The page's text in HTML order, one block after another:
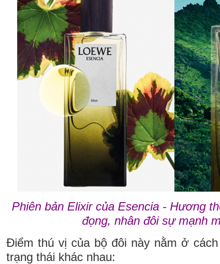
Phiên bản Elixir của Esencia - Hương
đọng, nhân đôi sự mạnh
Điểm thú vị của bộ đôi này nằm ở
trạng thái khác nhau: